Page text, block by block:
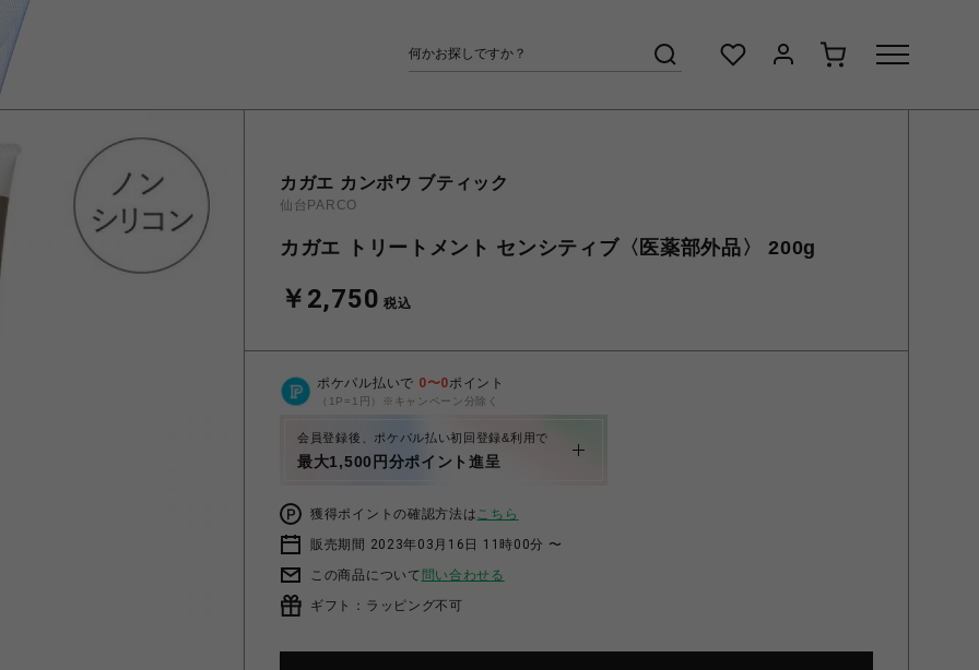
カガエ カンポウ ブティック
仙台PARCO
カガエ トリートメント センシティブ〈医薬部外品〉 200g
￥2,750 税込
ポケパル払いで 0〜0ポイント
（1P=1円）※キャンペーン分除く
会員登録後、ポケパル払い初回登録&利用で
最大1,500円分ポイント進呈
獲得ポイントの確認方法はこちら
販売期間 2023年03月16日 11時00分 〜
この商品について 問い合わせる
ギフト：ラッピング不可